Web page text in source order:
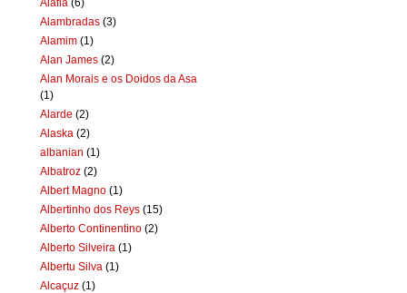
Alambradas (3)
Alamim (1)
Alan James (2)
Alan Morais e os Doidos da Asa
(1)
Alarde (2)
Alaska (2)
albanian (1)
Albatroz (2)
Albert Magno (1)
Albertinho dos Reys (15)
Alberto Continentino (2)
Alberto Silveira (1)
Albertu Silva (1)
Alcaçuz (1)